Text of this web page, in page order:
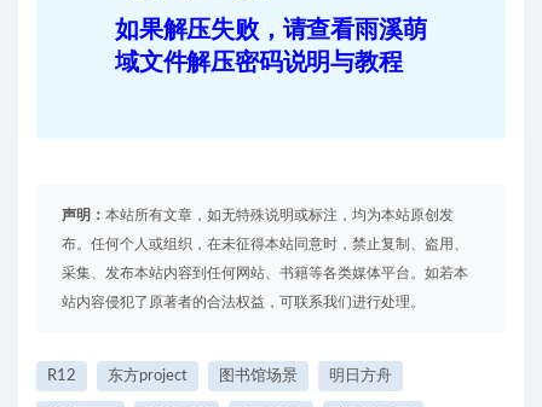
如果解压失败，请查看雨溪萌
域文件解压密码说明与教程
声明： 本站所有文章，如无特殊说明或标注，均为本站原创发
布。任何个人或组织，在未征得本站同意时，禁止复制、盗用、
采集、发布本站内容到任何网站、书籍等各类媒体平台。如若本
站内容侵犯了原著者的合法权益，可联系我们进行处理。
R12 东方project 图书馆场景 明日方舟